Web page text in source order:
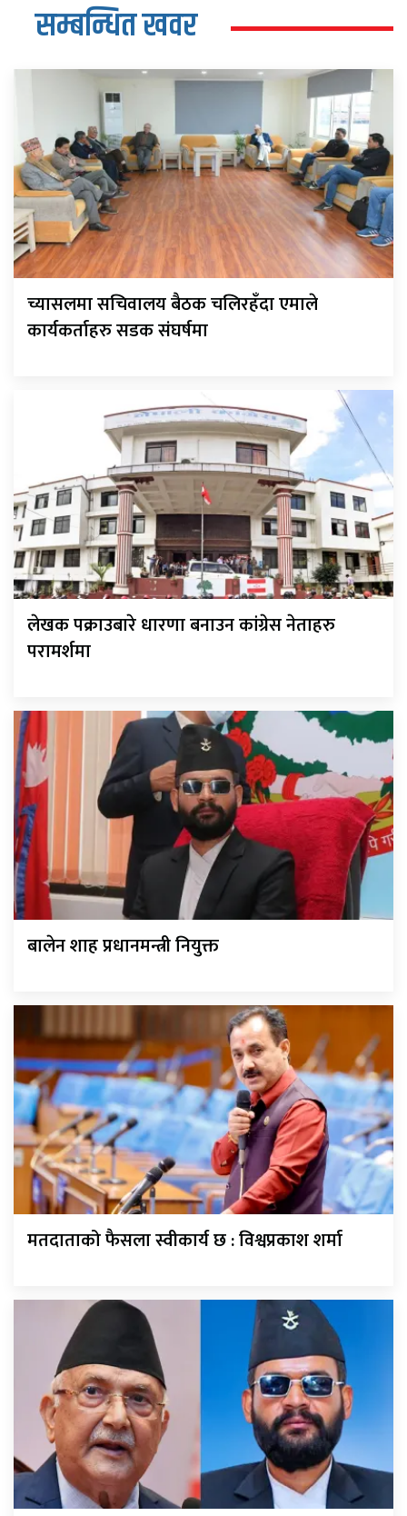
सम्बन्धित खवर
च्यासलमा सचिवालय बैठक चलिरहँदा एमाले
कार्यकर्ताहरु सडक संघर्षमा
लेखक पक्राउबारे धारणा बनाउन कांग्रेस नेताहरु
परामर्शमा
बालेन शाह प्रधानमन्त्री नियुक्त
मतदाताको फैसला स्वीकार्य छ : विश्वप्रकाश शर्मा